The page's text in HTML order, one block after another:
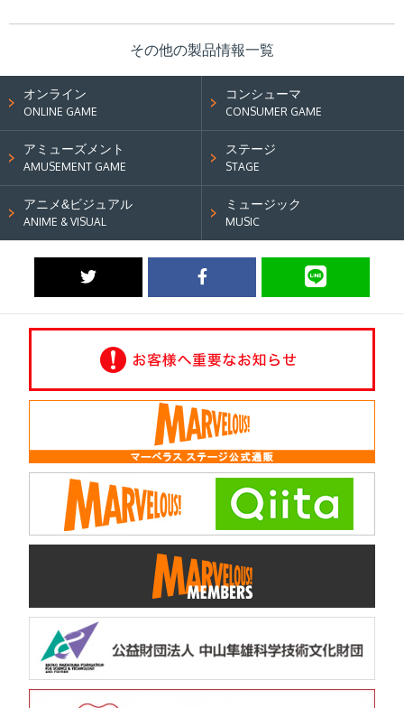
その他の製品情報一覧
オンライン
ONLINE GAME
コンシューマ
CONSUMER GAME
アミューズメント
AMUSEMENT GAME
ステージ
STAGE
アニメ&ビジュアル
ANIME & VISUAL
ミュージック
MUSIC